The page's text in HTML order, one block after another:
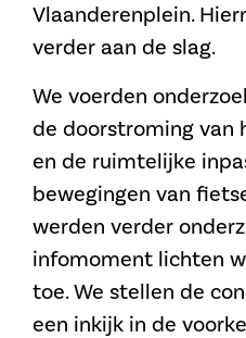
Vlaanderenplein.
verder aan de slag.
We voerden
de doorstroming van
en de ruimtelijke
bewegingen van
werden verder
infomoment lichten
toe. We stellen de
een inkijk in de